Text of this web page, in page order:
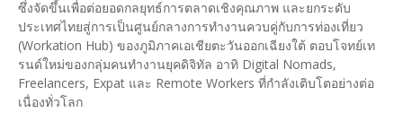
ซึ่งจัดขึ้นเพื่อต่อยอดกลยุทธ์การตลาดเชิงคุณภาพ และยกระดับ
ประเทศไทยสู่การเป็นศูนย์กลางการทำงานควบคู่กับการท่องเที่ยว
(Workation Hub) ของภูมิภาคเอเชียตะวันออกเฉียงใต้ ตอบโจทย์เท
รนด์ใหม่ของกลุ่มคนทำงานยุคดิจิทัล อาทิ Digital Nomads,
Freelancers, Expat และ Remote Workers ที่กำลังเติบโตอย่างต่อ
เนื่องทั่วโลก